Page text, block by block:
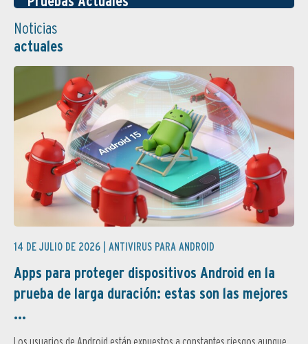
Noticias
actuales
14 DE JULIO DE 2026 | ANTIVIRUS PARA ANDROID
Apps para proteger dispositivos Android en la
prueba de larga duración: estas son las mejores
...
Los usuarios de Android están expuestos a constantes riesgos aunque